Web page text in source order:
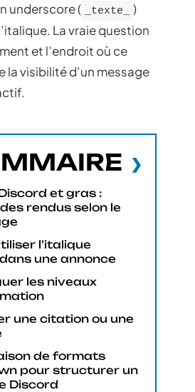
underscore ( _texte_
)
La vraie question
et l’endroit où ce
la visibilité d’un message
et gras :
rendus selon le
l’italique
une annonce
les niveaux
une citation ou une
de formats
pour structurer un
Discord